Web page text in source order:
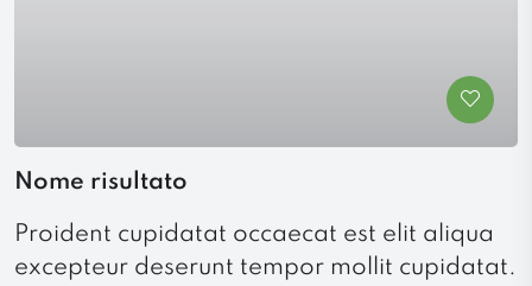
Nome risultato
Proident cupidatat occaecat est elit aliqua
excepteur deserunt tempor mollit cupidatat.